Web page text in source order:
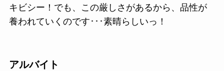
キビシー！でも、この厳しさがあるから、品性が
養われていくのです･･･素晴らしいっ！
アルバイト